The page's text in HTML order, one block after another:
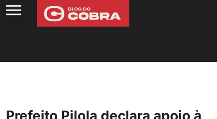
Prefeito Pilola declara apoio à